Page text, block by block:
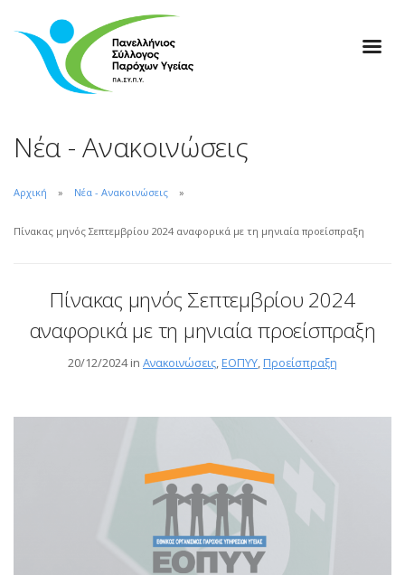
Νέα - Ανακοινώσεις
Αρχική Νέα - Ανακοινώσεις
Πίνακας μηνός Σεπτεμβρίου 2024 αναφορικά με τη μηνιαία προείσπραξη
Πίνακας μηνός Σεπτεμβρίου 2024
αναφορικά με τη μηνιαία προείσπραξη
20/12/2024 in Ανακοινώσεις, ΕΟΠΥΥ, Προείσπραξη